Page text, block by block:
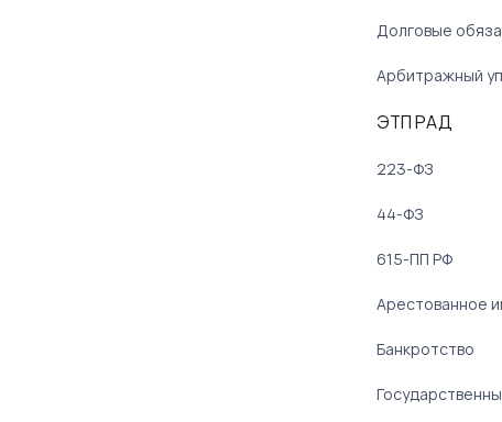
Долговые
Арбитражный
ЭТП РАД
223-ФЗ
44-ФЗ
615-ПП РФ
Арестованное
Банкротство